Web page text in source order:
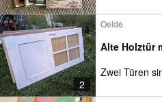
2
Oelde
Alte Holztür
Zwei Türen